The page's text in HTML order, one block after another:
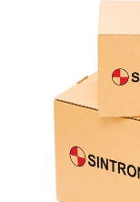
möglich.
entweder die alten
repariert oder
aus dem eigenen